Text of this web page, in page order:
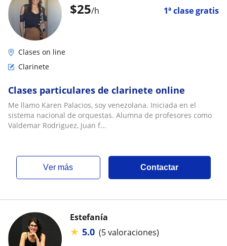
$25/h 1ª clase gratis
Clases on line
Clarinete
Clases particulares de clarinete online
Me llamo Karen Palacios, soy venezolana. Iniciada en el
sistema nacional de orquestas. Alumna de profesores como
Valdemar Rodriguez, Juan f...
ver más Contactar
Estefanía
★ 5.0 (5 valoraciones)